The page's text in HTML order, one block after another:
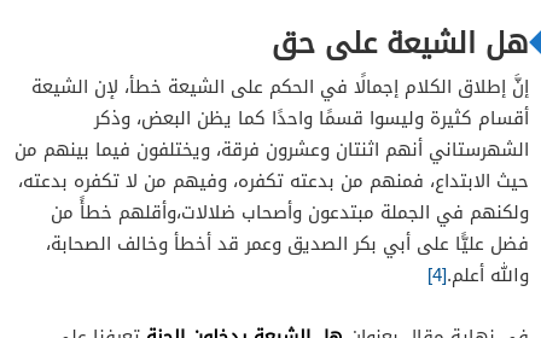
هل الشيعة على حق
إنَّ إطلاق الكلام إجمالًا في الحكم على الشيعة خطأ، لإن الشيعة
أقسام كثيرة وليسوا قسمًا واحدًا كما يظن البعض، وذكر
الشهرستاني أنهم اثنتان وعشرون فرقة، ويختلفون فيما بينهم من
حيث الابتداع، فمنهم من بدعته تكفره، وفيهم من لا تكفره بدعته،
ولكنهم في الجملة مبتدعون وأصحاب ضلالات،وأقلهم خطأً من
فضل عليًّا على أبي بكر الصديق وعمر قد أخطأ وخالف الصحابة،
والله أعلم.[4]